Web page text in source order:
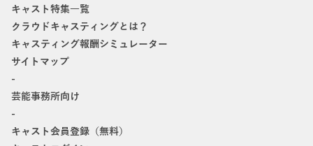
キャスト特集一覧
クラウドキャスティングとは？
キャスティング報酬シミュレーター
サイトマップ
-
芸能事務所向け
-
キャスト会員登録（無料）